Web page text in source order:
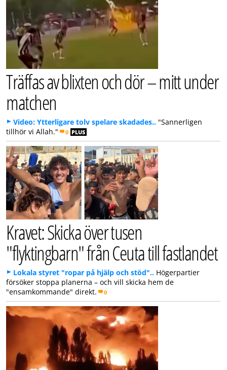
Träffas av blixten och dör – mitt under
matchen
Video: Ytterligare tolv spelare skadades.. "Sannerligen
tillhör vi Allah."
0 PLUS
Kravet: Skicka över tusen
"flyktingbarn" från Ceuta till fastlandet
Lokala styret "ropar på hjälp och stöd".. Högerpartier
försöker stoppa planerna – och vill skicka hem de
"ensamkommande" direkt.
0